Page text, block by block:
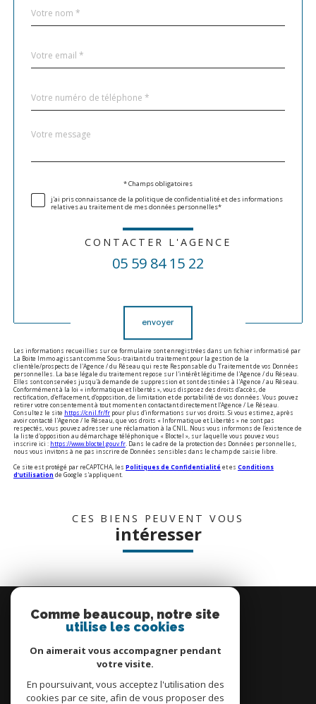
par
*
*
*
Fieldset
Message
*
* Champs obligatoires
j'ai pris connaissance de la politique de confidentialité et des informations
relatives au traitement de mes données personnelles*
CONTACTER L'AGENCE
05 59 84 15 22
envoyer
Les informations recueillies sur ce formulaire sont enregistrées dans un fichier informatisé par
La Boite Immo agissant comme Sous-traitant du traitement pour la gestion de la
clientèle/prospects de l'Agence / du Réseau qui reste Responsable du Traitement de vos Données
personnelles. La base légale du traitement repose sur l'intérêt légitime de l'Agence / du Réseau.
Elles sont conservées jusqu'à demande de suppression et sont destinées à l'Agence / au Réseau.
Conformément à la loi « informatique et libertés », vous disposez des droits d’accès, de
rectification, d’effacement, d’opposition, de limitation et de portabilité de vos données. Vous pouvez
retirer votre consentement à tout moment en contactant directement l’Agence / Le Réseau.
Consultez le site https://cnil.fr/fr pour plus d’informations sur vos droits. Si vous estimez, après
avoir contacté l'Agence / le Réseau, que vos droits « Informatique et Libertés » ne sont pas
respectés, vous pouvez adresser une réclamation à la CNIL. Nous vous informons de l’existence de
la liste d'opposition au démarchage téléphonique « Bloctel », sur laquelle vous pouvez vous
inscrire ici : https://www.bloctel.gouv.fr . Dans le cadre de la protection des Données personnelles,
nous vous invitons à ne pas inscrire de Données sensibles dans le champ de saisie libre.
Ce site est protégé par reCAPTCHA, les Politiques de Confidentialité et es Conditions
d'utilisation de Google s'appliquent.
CES BIENS PEUVENT VOUS
intéresser
connecter
Comme beaucoup, notre site
utilise les cookies
On aimerait vous accompagner pendant
votre visite.
En poursuivant, vous acceptez l'utilisation des
cookies par ce site, afin de vous proposer des